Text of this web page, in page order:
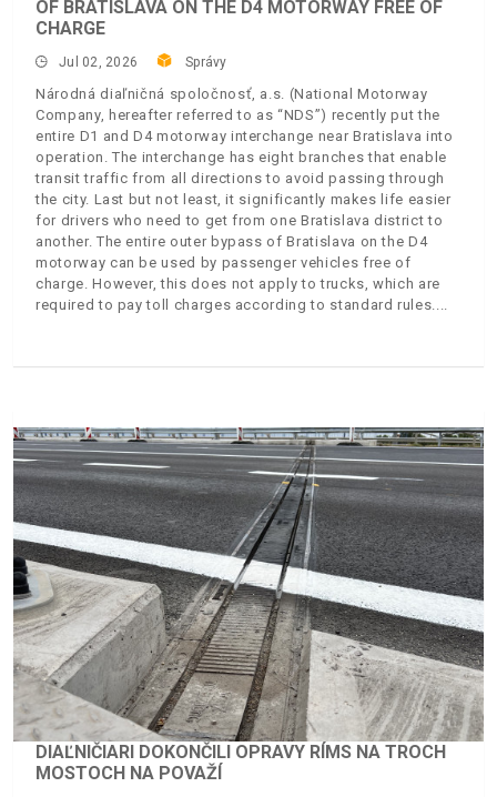
OF BRATISLAVA ON THE D4 MOTORWAY FREE OF
CHARGE
Jul 02, 2026 Správy
Národná diaľničná spoločnosť, a.s. (National Motorway
Company, hereafter referred to as “NDS”) recently put the
entire D1 and D4 motorway interchange near Bratislava into
operation. The interchange has eight branches that enable
transit traffic from all directions to avoid passing through
the city. Last but not least, it significantly makes life easier
for drivers who need to get from one Bratislava district to
another. The entire outer bypass of Bratislava on the D4
motorway can be used by passenger vehicles free of
charge. However, this does not apply to trucks, which are
required to pay toll charges according to standard rules.
DIAĽNIČIARI DOKONČILI OPRAVY RÍMS NA TROCH
MOSTOCH NA POVAŽÍ